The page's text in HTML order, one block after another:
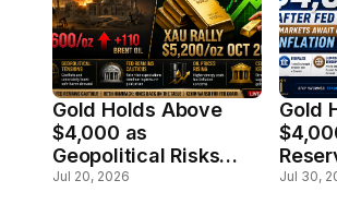
Gold Holds Above
$4,000 as
Geopolitical Risks
Offset Hawkish Fed
Jul 20, 2026
Gold
Jul 30,